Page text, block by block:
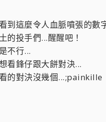
到這麼令人血脈噴張的數
的投手們...醒醒吧！
不行...
看鋒仔跟大餅對決...
的對決沒幾個...;painkille